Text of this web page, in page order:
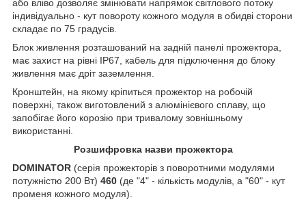
або вліво дозволяє змінювати напрямок світлового потоку
індивідуально - кут повороту кожного модуля в обидві сторони
складає по 75 градусів.
Блок живлення розташований на задній панелі прожектора,
має захист на рівні IP67, кабель для підключення до блоку
живлення має дріт заземлення.
Кронштейн, на якому кріпиться прожектор на робочій
поверхні, також виготовлений з алюмінієвого сплаву, що
запобігає його корозію при тривалому зовнішньому
використанні.
Розшифровка назви прожектора
DOMINATOR (серія прожекторів з поворотними модулями
потужністю 200 Вт) 460 (де "4" - кількість модулів, а "60" - кут
променя кожного модуля).